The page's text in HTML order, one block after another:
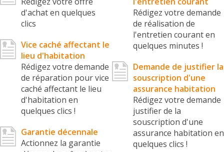
d'achat en quelques
clics
Vice caché affectant le
lieu d'habitation
Rédigez votre demande
de réparation pour vice
caché affectant le lieu
d'habitation en
quelques clics !
Garantie décennale
Actionnez la garantie
Rédigez votre demande
de réalisation de
l'entretien courant en
quelques minutes !
Demande de justifier la
souscription d'une
assurance habitation
Rédigez votre demande
justifier de la
souscription d'une
assurance habitation en
quelques clics !